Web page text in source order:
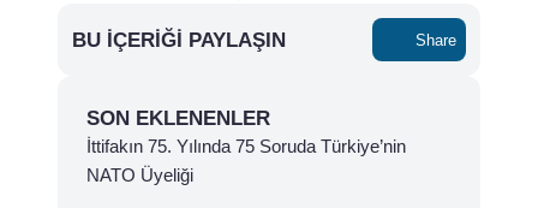
BU İÇERIĞI PAYLAŞIN Share
SON EKLENENLER
İttifakın 75. Yılında 75 Soruda Türkiye’nin
NATO Üyeliği